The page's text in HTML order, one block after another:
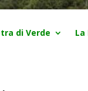
di Verde La